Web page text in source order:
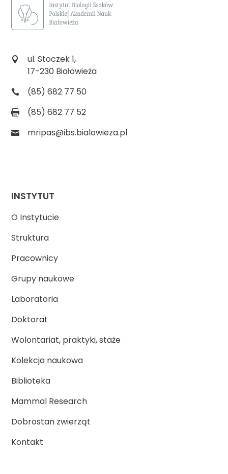
ul. Stoczek 1,
17-230 Białowieża
(85) 682 77 50
(85) 682 77 52
mripas@ibs.bialowieza.pl
INSTYTUT
O Instytucie
Struktura
Pracownicy
Grupy naukowe
Laboratoria
Doktorat
Wolontariat, praktyki, staże
Kolekcja naukowa
Biblioteka
Mammal Research
Dobrostan zwierząt
Kontakt